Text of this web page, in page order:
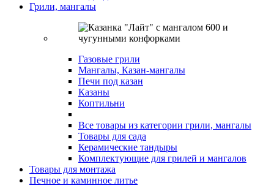
Грили, мангалы
Газовые грили
Мангалы, Казан-мангалы
Печи под казан
Казаны
Коптильни
Все товары из категории грили, мангалы
Товары для сада
Керамические тандыры
Комплектующие для грилей и мангалов
Товары для монтажа
Печное и каминное литье